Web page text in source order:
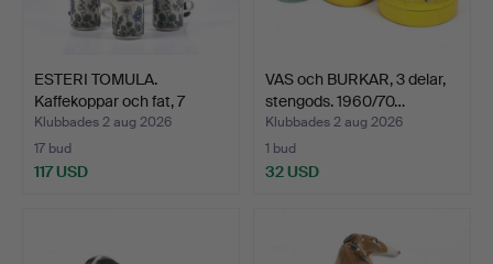
ESTERI TOMULA.
Kaffekoppar och fat, 7
dela…
Klubbades 2 aug 2026
17 bud
117 USD
VAS och BURKAR, 3 delar,
stengods. 1960/70…
Klubbades 2 aug 2026
1 bud
32 USD